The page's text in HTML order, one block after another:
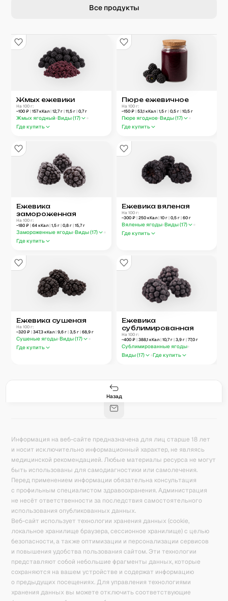
Все продукты
Жмых ежевики
На 100 г:
~100 ₽| 157кКал| 12,7г| 11,5 г| 0,7г
Жмых ягодный Виды (17)
Где купить
Пюре ежевичное
На 100 г:
~150 ₽ | 53,1 кКал | 1,5 г | 0,5 г | 10,5 г
Пюре ягодное Виды (17)
Где купить
Ежевика
замороженная
На 100 г:
~180 ₽| 64 кКал| 1,5 г| 0,8 г| 15,7г
Замороженные ягоды Виды (17)
Где купить
Ежевика вяленая
На 100 г:
~300 ₽ | 250 кКал | 10 г | 0,5 г | 60 г
Вяленые ягоды Виды (17)
Где купить
Ежевика сушеная
На 100 г:
~320 ₽| 347,3 кКал| 9,6 г| 3,5 г| 68,9 г
Сушеные ягоды Виды (17)
Где купить
Ежевика
сублимированная
На 100 г:
~400 ₽ | 388,1 кКал | 10,7г | 3,9 г | 77,0 г
Сублимированные ягоды
Виды (17) Где купить
Назад
171
Калькулятор калорий
Информация на веб-сайте предназначена для лиц старше 18 лет
и носит исключительно информационный характер, не являясь
медицинской рекомендацией. Любые материалы ресурса не могут
быть использованы для самодиагностики или самолечения.
Перед применением информации обязательна консультация
с профильным специалистом здравоохранения. Администрация
не несёт ответственности за последствия самостоятельного
использования опубликованных данных.
Веб-сайт использует технологии хранения данных (cookie,
локальное хранилище браузера, сессионное хранилище) с целью
безопасности, а также оптимизации и персонализации сервисов
и повышения удобства пользования сайтом. Эти технологии
представляют собой небольшие фрагменты данных, которые
сохраняются на вашем устройстве и содержат информацию
о предыдущих посещениях. Для управления технологиями
хранения данных вы можете отключить соответствующие